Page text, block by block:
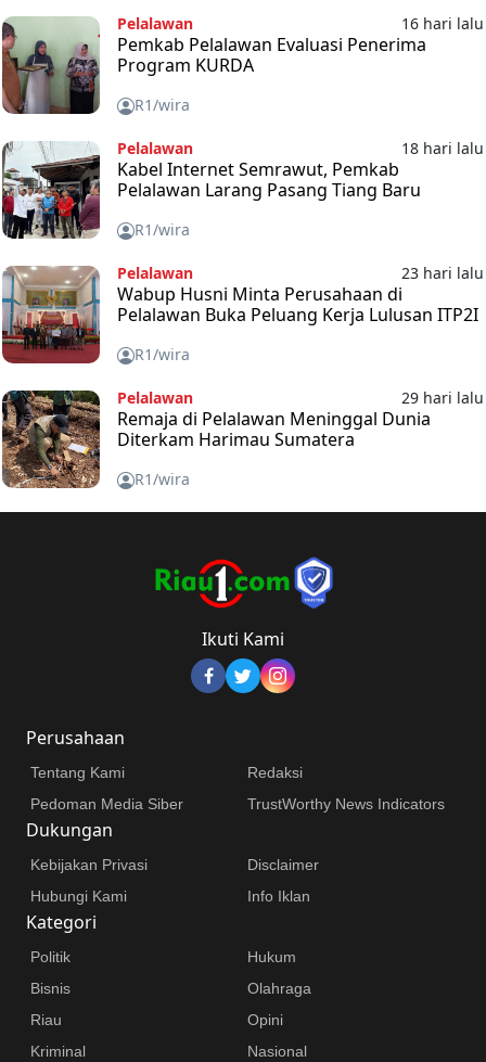
Pelalawan 16 hari lalu
Pemkab Pelalawan Evaluasi Penerima
Program KURDA
R1/wira
Pelalawan 18 hari lalu
Kabel Internet Semrawut, Pemkab
Pelalawan Larang Pasang Tiang Baru
R1/wira
Pelalawan 23 hari lalu
Wabup Husni Minta Perusahaan di
Pelalawan Buka Peluang Kerja Lulusan ITP2I
R1/wira
Pelalawan 29 hari lalu
Remaja di Pelalawan Meninggal Dunia
Diterkam Harimau Sumatera
R1/wira
Ikuti Kami
Perusahaan
Tentang Kami
Redaksi
Pedoman Media Siber
TrustWorthy News Indicators
Dukungan
Kebijakan Privasi
Disclaimer
Hubungi Kami
Info Iklan
Kategori
Politik
Hukum
Bisnis
Olahraga
Riau
Opini
Kriminal
Nasional